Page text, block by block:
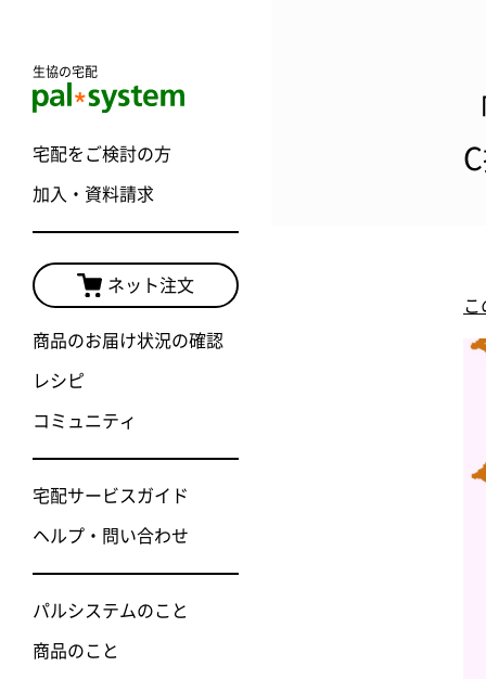
生協の宅配
宅配をご検討の方
加入・資料請求
ネット注文
商品のお届け状況の確認
レシピ
コミュニティ
宅配サービスガイド
ヘルプ・問い合わせ
パルシステムのこと
商品のこと
こ